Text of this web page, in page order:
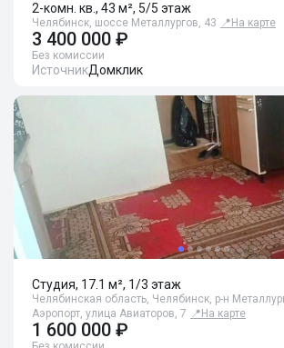
2-комн. кв., 43 м², 5/5 этаж
Челябинск, шоссе Металлургов, 43 📍 На карте
3 400 000 ₽
Без комиссии
ИсточникДомклик
Студия, 17.1 м², 1/3 этаж
Челябинская область, Челябинск, р-н
Аэропорт, улица Авиаторов, 7 📍 На карте
1 600 000 ₽